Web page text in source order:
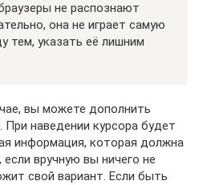
не распознают
она не играет самую
тем, указать её лишним
вы можете дополнить
При наведении курсора будет
информация, которая должна
вручную вы ничего не
свой вариант. Если быть